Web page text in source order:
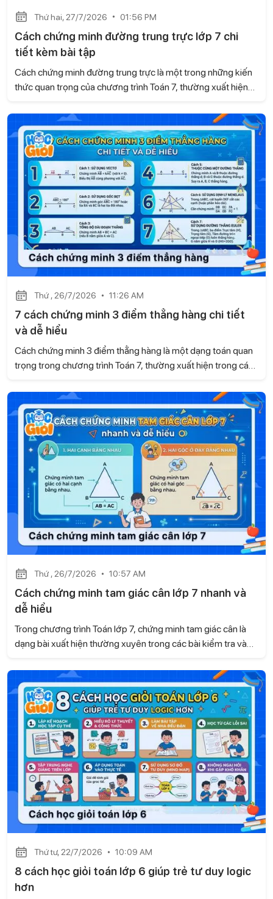
Thứ hai, 27/7/2026 01:56 PM
Cách chứng minh đường trung trực lớp 7 chi
tiết kèm bài tập
Cách chứng minh đường trung trực là một trong những kiến
thức quan trọng của chương trình Toán 7, thường xuất hiện
Học là Giỏi sẽ hướng dẫn chi tiết các cách chứng minh
đường trung trực dựa trên kiến thức của sách Kết nối tri thức
với cuộc sống, kèm ví dụ minh họa và bài tập tự luyện để các
con dễ dàng ôn tập và vận dụng.
Thứ , 26/7/2026 11:26 AM
7 cách chứng minh 3 điểm thẳng hàng chi tiết
và dễ hiểu
Cách chứng minh 3 điểm thẳng hàng là một dạng toán quan
trọng trong chương trình Toán 7, thường xuất hiện trong các
thức với cuộc sống, Học là Giỏi sẽ hướng dẫn những
phương pháp chứng minh dễ hiểu, giúp học sinh vận dụng
linh hoạt khi làm bài.
Thứ , 26/7/2026 10:57 AM
Cách chứng minh tam giác cân lớp 7 nhanh và
dễ hiểu
Trong chương trình Toán lớp 7, chứng minh tam giác cân là
dạng bài xuất hiện thường xuyên trong các bài kiểm tra và
tam giác cân cũng như vận dụng linh hoạt các tính chất hình
học. Hãy cùng Học là Giỏi tìm hiểu cách chứng minh tam giác
cân lớp 7 nhanh và dễ hiểu ngay sau đây.
Thứ tư, 22/7/2026 10:09 AM
8 cách học giỏi toán lớp 6 giúp trẻ tư duy logic
hơn